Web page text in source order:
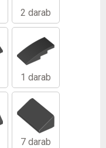
2 darab
1 darab
7 darab